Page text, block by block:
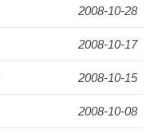
2008-10-28
2008-10-17
2008-10-15
2008-10-08